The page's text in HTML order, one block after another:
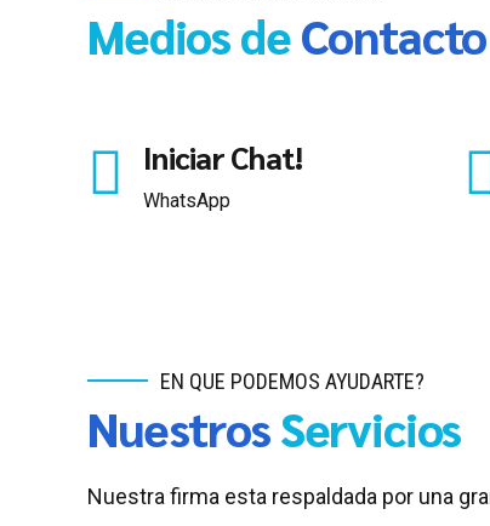
Medios deContacto
Iniciar Chat!
WhatsApp
EN QUE PODEMOS AYUDARTE?
NuestrosServicios
Nuestra firma esta respaldada por una